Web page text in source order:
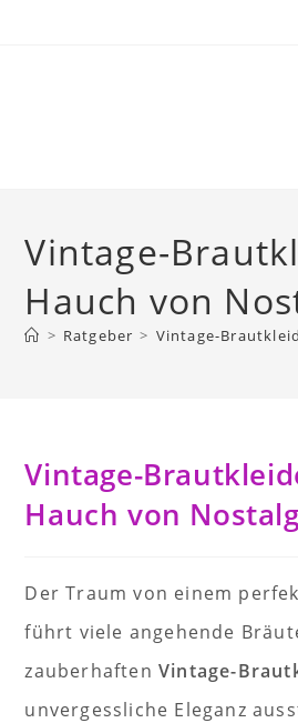
Vintage-
Hauch von
> Ratgeber > Vintage-
Vintage-
Hauch von
Der Traum von einem
führt viele angehende
zauberhaftenVintage-
unvergessliche Eleganz